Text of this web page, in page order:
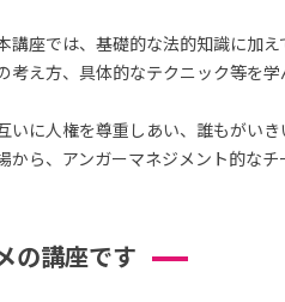
講座では、基礎的な法的知識に加
考え方、具体的なテクニック等を学
いに人権を尊重しあい、誰もがい
から、アンガーマネジメント的な
の講座です